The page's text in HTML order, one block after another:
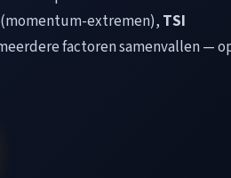
(momentum-extremen), TSI
factoren samenvallen —